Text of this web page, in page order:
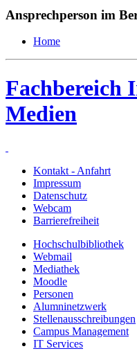
Ansprechperson im
Home
Fachbereich
Medien
Kontakt - Anfahrt
Impressum
Datenschutz
Webcam
Barrierefreiheit
Hochschulbibliothek
Webmail
Mediathek
Moodle
Personen
Alumninetzwerk
Stellenausschreibungen
Campus Management
IT Services